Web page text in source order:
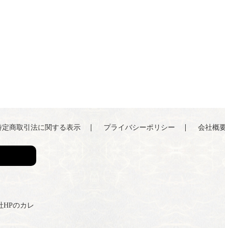
定商取引法に関する表示 プライバシーポリシー 会社概
HPのカレ